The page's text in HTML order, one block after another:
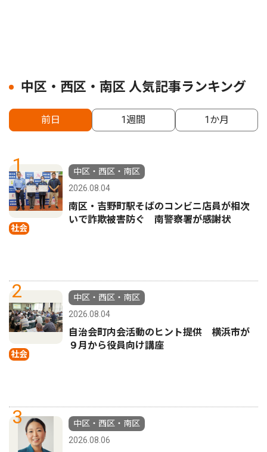
中区・西区・南区 人気記事ランキング
前日 1週間 1か月
1
社会
中区・西区・南区
2026.08.04
南区・吉野町駅そばのコンビニ店員が相次
いで詐欺被害防ぐ 南警察署が感謝状
2
社会
中区・西区・南区
2026.08.04
自治会町内会活動のヒント提供 横浜市が
９月から役員向け講座
3
中区・西区・南区
2026.08.06